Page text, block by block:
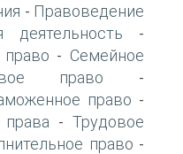
- Правоведение
деятельность -
- Семейное
право -
право -
-Трудовое
право -